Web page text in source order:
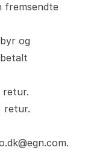
fremsendte
og
retur.
retur.
.